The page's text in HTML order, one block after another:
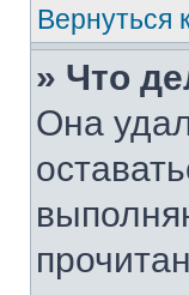
Вернуться
» Что
Она